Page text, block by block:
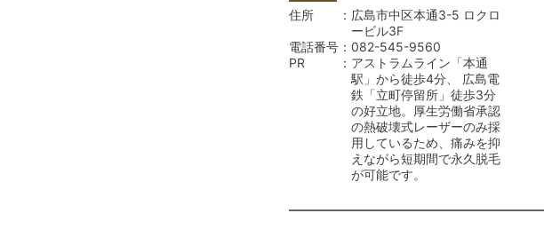
住所
広島市中区本通3-5 ロクロ
ービル3F
電話番号
082-545-9560
PR
アストラムライン「本通
駅」から徒歩4分、 広島電
鉄「立町停留所」徒歩3分
の好立地。厚生労働省承認
の熱破壊式レーザーのみ採
用しているため、痛みを抑
えながら短期間で永久脱毛
が可能です。